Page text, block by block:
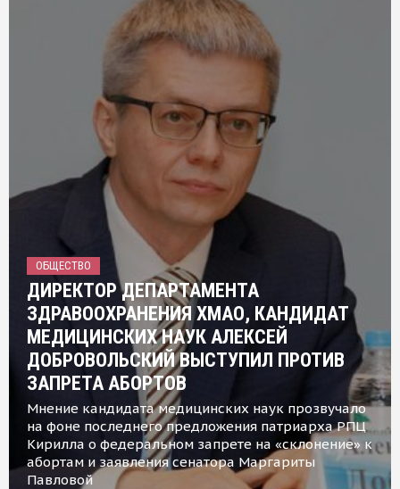
ОБЩЕСТВО
ДИРЕКТОР ДЕПАРТАМЕНТА
ЗДРАВООХРАНЕНИЯ ХМАО, КАНДИДАТ
МЕДИЦИНСКИХ НАУК АЛЕКСЕЙ
ДОБРОВОЛЬСКИЙ ВЫСТУПИЛ ПРОТИВ
ЗАПРЕТА АБОРТОВ
Мнение кандидата медицинских наук прозвучало
на фоне последнего предложения патриарха РПЦ
Кирилла о федеральном запрете на «склонение» к
абортам и заявления сенатора Маргариты
Павловой